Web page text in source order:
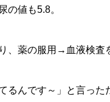
の値も5.8。
、薬の服用→血液検査
るんです～」と言っ